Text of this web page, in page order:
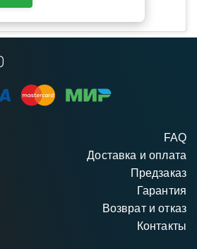
FAQ
Доставка и оплата
Предзаказ
Гарантия
Возврат и отказ
Контакты